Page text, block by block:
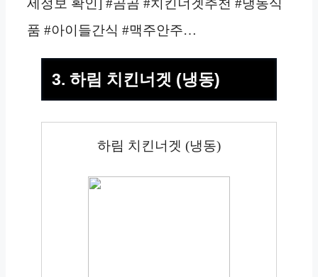
세정보 확인] #곰곰 #치킨너겟추천 #냉동식
품 #아이들간식 #맥주안주…
3. 하림 치킨너겟 (냉동)
하림 치킨너겟 (냉동)